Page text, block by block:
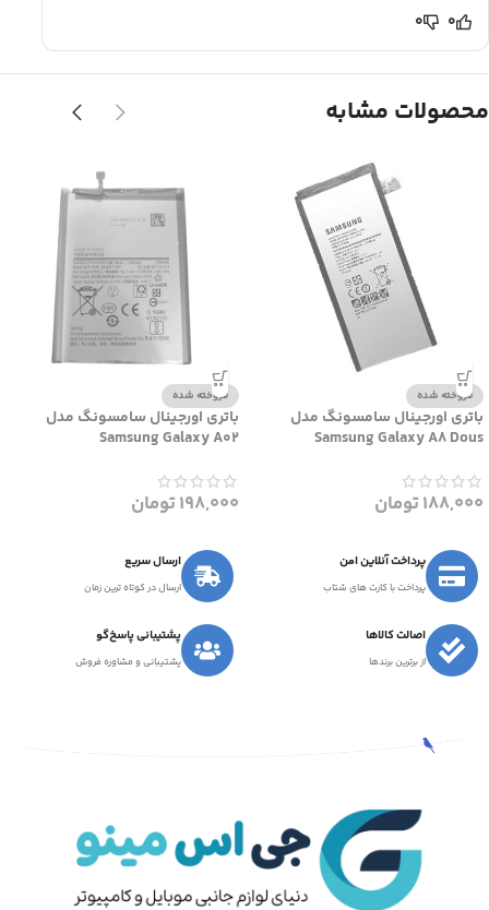
0
0
محصولات مشابه
فروخته شده
باتری اورجینال سامسونگ مدل
Samsung Galaxy A8 Dous
188,000تومان
فروخته شده
باتری اورجینال سامسونگ مدل
Samsung Galaxy A02
198,000تومان
پرداخت آنلاین امن
پرداخت با کارت های شتاب
ارسال سریع
ارسال در کوتاه ترین زمان
اصالت کالاها
از برترین برندها
پشتیبانی پاسخ‌گو
پشتیبانی و مشاوره فروش